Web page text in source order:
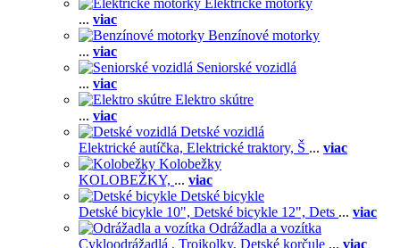
Elektrické motorky
... viac
Benzínové motorky
... viac
Seniorské vozidlá
... viac
Elektro skútre
... viac
Detské vozidlá
Elektrické autíčka, Elektrické traktory, Š ... viac
Kolobežky
KOLOBEŽKY, ... viac
Detské bicykle
Detské bicykle 10", Detské bicykle 12", Dets ... viac
Odrážadla a vozítka
Cykloodrážadlá , Trojkolky, Detské korčule ... viac